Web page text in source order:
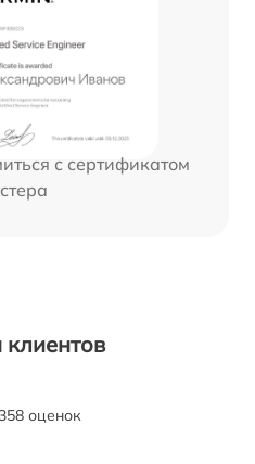
с сертификатом
оценок